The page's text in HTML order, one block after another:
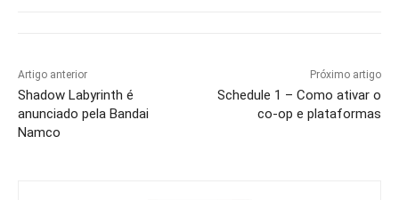
Artigo anterior
Shadow Labyrinth é
anunciado pela Bandai
Namco
Próximo artigo
Schedule 1 – Como ativar o
co-op e plataformas